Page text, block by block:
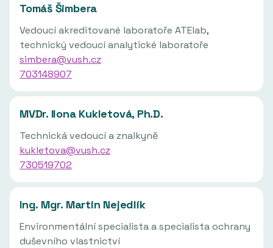
Tomáš Šimbera
Vedoucí akreditované laboratoře ATElab,
technický vedoucí analytické laboratoře
simbera@vush.cz
703148907
MVDr. Ilona Kukletová, Ph.D.
Technická vedoucí a znalkyně
kukletova@vush.cz
730519702
Ing. Mgr. Martin Nejedlík
Environmentální specialista a specialista ochrany
duševního vlastnictví